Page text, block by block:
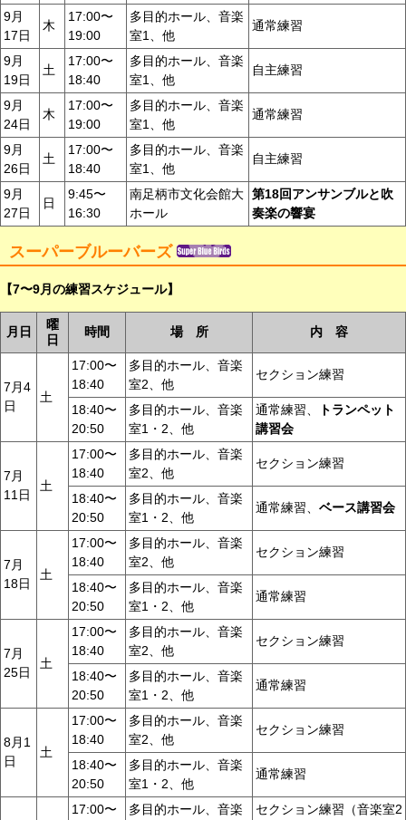
9月
17日
木
17:00〜
19:00
多目的ホール、音楽
室1、他
通常練習
9月
19日
土
17:00〜
18:40
多目的ホール、音楽
室1、他
自主練習
9月
24日
木
17:00〜
19:00
多目的ホール、音楽
室1、他
通常練習
9月
26日
土
17:00〜
18:40
多目的ホール、音楽
室1、他
自主練習
9月
27日
日
9:45〜
16:30
南足柄市文化会館大
ホール
第18回アンサンブルと吹
奏楽の響宴
スーパーブルーバーズ
【7〜9月の練習スケジュール】
月日
曜
日
時間 場 所 内 容
7月4
日
土
17:00〜
18:40
多目的ホール、音楽
室2、他
セクション練習
18:40〜
20:50
多目的ホール、音楽
室1・2、他
通常練習、
トランペット
講習会
7月
11日
土
17:00〜
18:40
多目的ホール、音楽
室2、他
セクション練習
18:40〜
20:50
多目的ホール、音楽
室1・2、他
通常練習、 ベース講習会
7月
18日
土
17:00〜
18:40
多目的ホール、音楽
室2、他
セクション練習
18:40〜
20:50
多目的ホール、音楽
室1・2、他
通常練習
7月
25日
土
17:00〜
18:40
多目的ホール、音楽
室2、他
セクション練習
18:40〜
20:50
多目的ホール、音楽
室1・2、他
通常練習
8月1
日
土
17:00〜
18:40
多目的ホール、音楽
室2、他
セクション練習
18:40〜
20:50
多目的ホール、音楽
室1・2、他
通常練習
17:00〜
多目的ホール、音楽
セクション練習（音楽室2